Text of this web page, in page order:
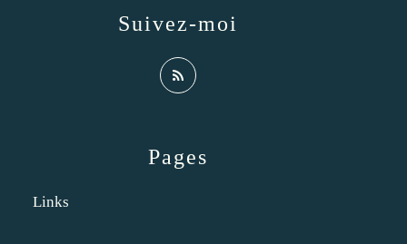
Pages
Links
Suivez-moi